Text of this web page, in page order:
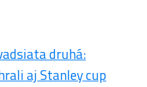
druhá:
aj Stanley cup